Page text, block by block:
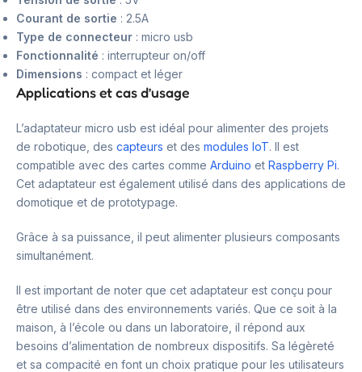
Courant de sortie : 2.5A
Type de connecteur : micro usb
Fonctionnalité : interrupteur on/off
Dimensions : compact et léger
Applications et cas d’usage
L’adaptateur micro usb est idéal pour alimenter des projets
de robotique, des capteurs et des modules IoT. Il est
compatible avec des cartes comme Arduino et Raspberry Pi.
Cet adaptateur est également utilisé dans des applications de
domotique et de prototypage.
Grâce à sa puissance, il peut alimenter plusieurs composants
simultanément.
Il est important de noter que cet adaptateur est conçu pour
être utilisé dans des environnements variés. Que ce soit à la
maison, à l’école ou dans un laboratoire, il répond aux
besoins d’alimentation de nombreux dispositifs. Sa légèreté
et sa compacité en font un choix pratique pour les utilisateurs